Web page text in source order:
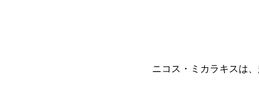
ニコス・ミカラキスは